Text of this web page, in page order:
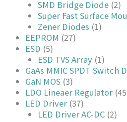
SMD Bridge Diode (2)
Super Fast Surface
Zener Diodes (1)
EEPROM (27)
ESD (5)
ESD TVS Array (1)
GaAs MMIC SPDT Switch
GaN MOS (3)
LDO Lineaer Regulator
LED Driver (37)
LED Driver AC-DC (2)